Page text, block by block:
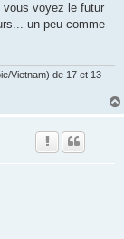
vous voyez le futur
un peu comme
Vietnam) de 17 et 13